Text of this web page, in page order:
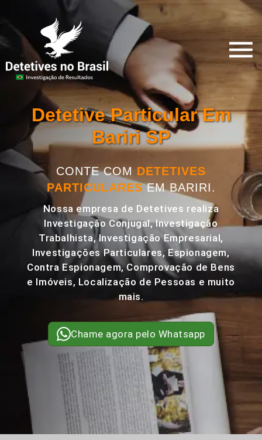
Detetive Particular Em
Bariri SP
CONTE COM DETETIVES
PARTICULARESEM BARIRI.
Nossa empresa de Detetives realiza
Investigação Conjugal, Investigação
Trabalhista, Investigação Empresarial,
Investigações Particulares, Espionagem,
Contra Espionagem, Comprovação de Bens
e Imóveis, Localização de Pessoas e muito
mais.
Chame agora pelo Whatsapp